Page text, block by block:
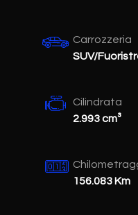
Carrozzeria
SUV/
Cilindrata
2.993 cm³
156.083 Km